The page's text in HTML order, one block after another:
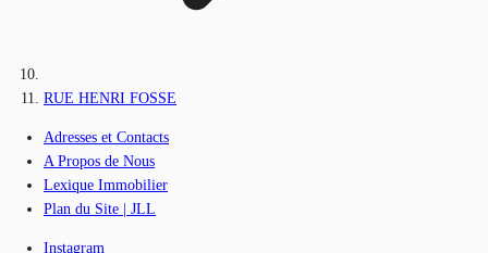
RUE HENRI FOSSE
Adresses et Contacts
A Propos de Nous
Lexique Immobilier
Plan du Site | JLL
Instagram